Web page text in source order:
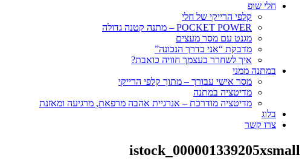
חלי שופ
קלפי הרייקי של חלי
POCKET POWER – מתנה קטנה גדולה
מגנט עם מסר מעצים
מדבקת “אני בדרך הנכונה”
איך לשחרר בעצמך חוויה כואבת?
במתנה ממני
מסר אישי עבורך – מתוך קלפי הרייקי
מדיטציה במתנה
מדיטציה מודרכת – אנרגיית אהבה מרפאת, מרגיעה ומאזנת
בלוג
צרו קשר
istock_000001339205xsmall